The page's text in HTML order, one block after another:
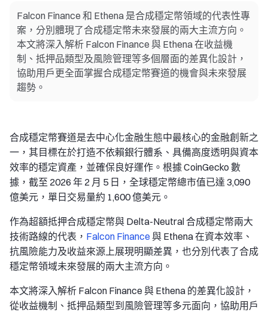
Falcon Finance 和 Ethena 是合成穩定幣領域的代表性專
案，分別體現了合成穩定幣未來發展的兩大主流方向。
本文將深入解析 Falcon Finance 與 Ethena 在收益機
制、抵押品類型及風險管理等多個層面的差異化設計，
協助用戶更全面掌握合成穩定幣賽道的機會與未來發展
趨勢。
合成穩定幣賽道是去中心化金融生態中最核心的金融創新之
一，其目標在於打造不依賴銀行體系、具備高度透明與資本
效率的穩定資產，並確保良好運作。根據 CoinGecko 數
據，截至 2026 年 2 月 5 日，全球穩定幣總市值已達 3,090
億美元，單日交易量約 1,600 億美元。
作為超額抵押合成穩定幣與 Delta-Neutral 合成穩定幣兩大
技術路線的代表， Falcon Finance與 Ethena 在資本效率、
抗風險能力及收益來源上展現明顯差異，也分別代表了合成
穩定幣領域未來發展的兩大主流方向。
本文將深入解析 Falcon Finance 與 Ethena 的差異化設計，
從收益機制、抵押品類型到風險管理等多元面向，協助用戶